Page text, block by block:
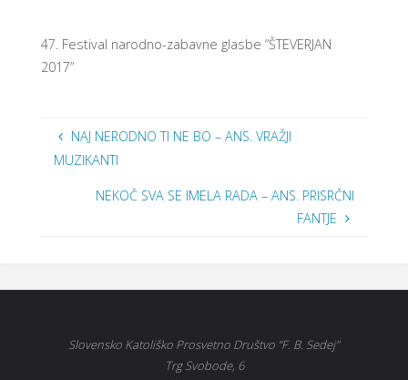
47. Festival narodno-zabavne glasbe “ŠTEVERJAN
2017”
NAJ NERODNO TI NE BO – ANS. VRAŽJI
MUZIKANTI
NEKOČ SVA SE IMELA RADA – ANS. PRISRČNI
FANTJE
Slovensko Katoliško Prosvetno Društvo “F. B. Sedej"
Trg Svobode, 6